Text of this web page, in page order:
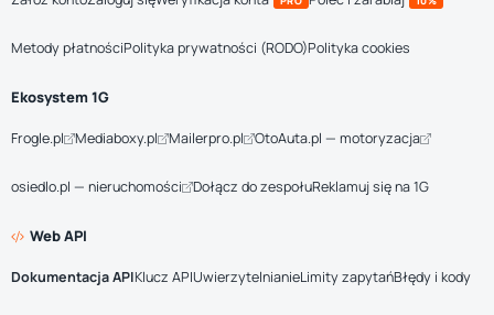
Metody płatnościPolityka prywatności (RODO)Polityka cookies
Ekosystem 1G
Frogle.pl Mediaboxy.pl Mailerpro.pl OtoAuta.pl — motoryzacja
osiedlo.pl — nieruchomości Dołącz do zespołuReklamuj się na 1G
Web API
Dokumentacja APIKlucz APIUwierzytelnianieLimity zapytańBłędy i kody